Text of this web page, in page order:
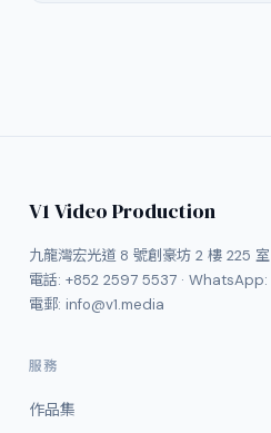
V1 Video Production
九龍灣宏光道 8 號創豪坊 2 樓 225 室
電話: +852 2597 5537· WhatsApp:
電郵: info@v1.media
服務
作品集